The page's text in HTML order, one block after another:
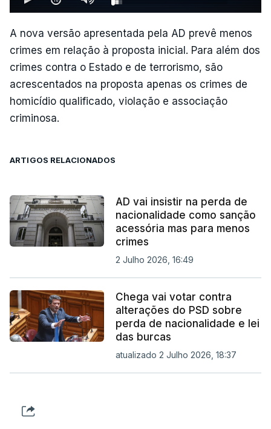
A nova versão apresentada pela AD prevê menos
crimes em relação à proposta inicial. Para além dos
crimes contra o Estado e de terrorismo, são
acrescentados na proposta apenas os crimes de
homicídio qualificado, violação e associação
criminosa.
ARTIGOS RELACIONADOS
AD vai insistir na perda de
nacionalidade como sanção
acessória mas para menos
crimes
2 Julho 2026, 16:49
Chega vai votar contra
alterações do PSD sobre
perda de nacionalidade e lei
das burcas
atualizado 2 Julho 2026, 18:37